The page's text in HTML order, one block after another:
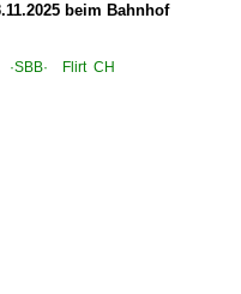
beim Bahnhof
·SBB· Flirt CH